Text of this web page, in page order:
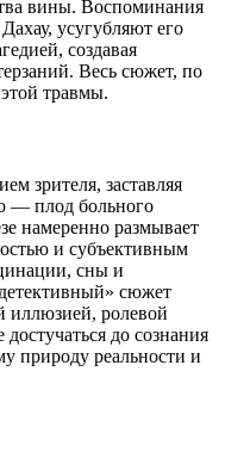
вины. Воспоминания
усугубляют его
создавая
Весь сюжет, по
травмы.
зрителя, заставляя
— плод больного
намеренно размывает
и субъективным
сны и
сюжет
иллюзией, ролевой
до сознания
природу реальности и